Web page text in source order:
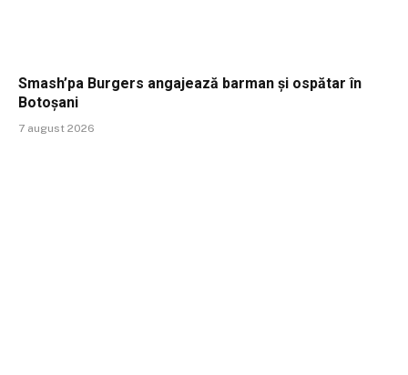
Smash’pa Burgers angajează barman și ospătar în
Botoșani
7 august 2026